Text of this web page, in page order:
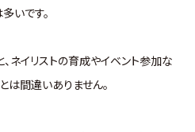
いです。
ネイリストの育成やイベント参加な
は間違いありません。